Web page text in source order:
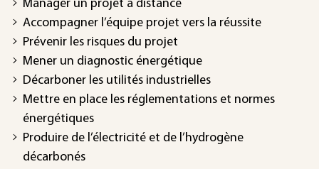
Manager un projet à distance
Accompagner l’équipe projet vers la réussite
Prévenir les risques du projet
Mener un diagnostic énergétique
Décarboner les utilités industrielles
Mettre en place les réglementations et normes
énergétiques
Produire de l’électricité et de l’hydrogène
décarbonés